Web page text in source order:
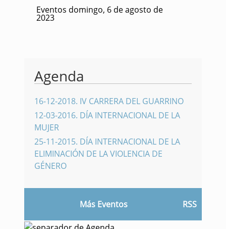
Eventos domingo, 6 de agosto de
2023
Agenda
16-12-2018. IV CARRERA DEL GUARRINO
12-03-2016. DÍA INTERNACIONAL DE LA
MUJER
25-11-2015. DÍA INTERNACIONAL DE LA
ELIMINACIÓN DE LA VIOLENCIA DE
GÉNERO
Más Eventos RSS